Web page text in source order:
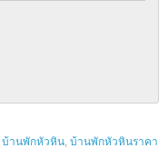
บ้านพักหัวหิน, บ้านพักหัวหินราคา